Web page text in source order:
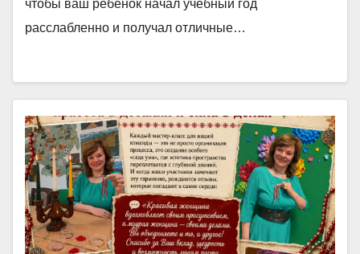
чтобы ваш ребенок начал учебный год
расслабленно и получал отличные…